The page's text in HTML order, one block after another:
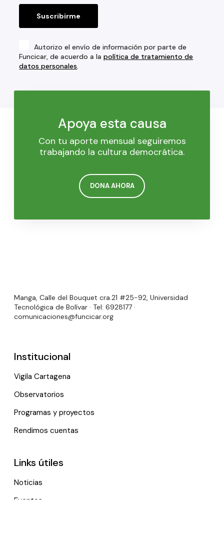
Autorizo el envío de información por parte de
Funcicar, de acuerdo a lapolítica de tratamiento de
datos personales.
Apoya esta causa
Con tu aporte mensual seguiremos
trabajando la cultura democrática.
DONA AHORA
Manga, Calle del Bouquet cra.21 #25-92, Universidad
Tecnológica de Bolívar · Tel: 6928177 ·
comunicaciones@funcicar.org
Institucional
Vigila Cartagena
Observatorios
Programas y proyectos
Rendimos cuentas
Links útiles
Noticias
Eventos